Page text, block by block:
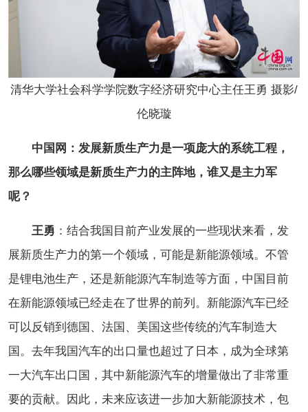
清华大学社会科学学院数字经济研究中心主任王勇 摄影/
伦晓璇
中国网：发展新质生产力是一项庞大的系统工程，
那么哪些领域是新质生产力的主阵地，谁又是主力军
呢？
王勇 ：结合我国目前产业发展的一些现状来看，发
展新质生产力的第一个领域，可能是新能源领域。不管
是锂电池生产，还是新能源汽车制造等方面，中国目前
在新能源领域已经走在了世界的前列。新能源汽车已经
可以反销到德国、法国、美国这些传统的汽车制造大
国。去年我国汽车的出口量也超过了日本，成为全球第
一大汽车出口国，其中新能源汽车的增量做出了非常重
要的贡献。因此，未来应该进一步加大新能源技术，包